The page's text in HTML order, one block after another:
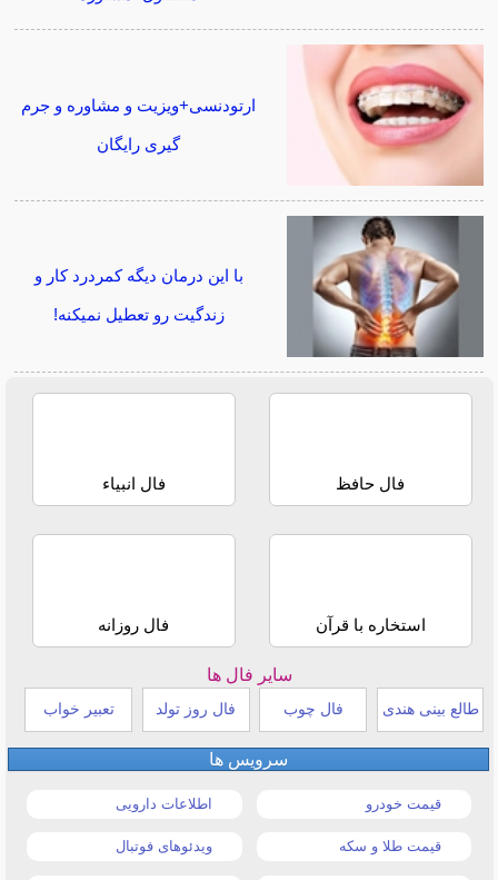
ارتودنسی+ویزیت و مشاوره و جرم
گیری رایگان
با این درمان دیگه کمردرد کار و
زندگیت رو تعطیل نمیکنه!
فال حافظ فال انبیاء
استخاره با قرآن فال روزانه
سایر فال ها
طالع بینی هندی فال چوب فال روز تولد تعبیر خواب
سرویس ها
قیمت خودرو اطلاعات دارویی
قیمت طلا و سکه ویدئوهای فوتبال